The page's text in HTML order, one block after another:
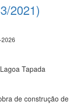
2021)
Tapada
de construção de